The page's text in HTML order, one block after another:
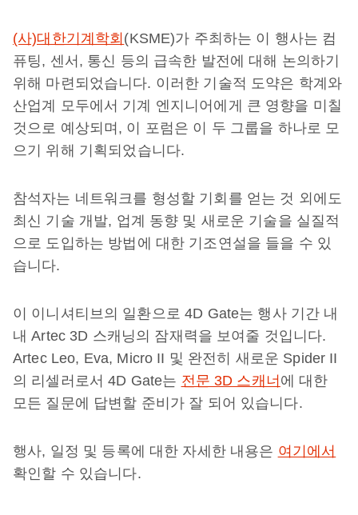
(사)대한기계학회 (KSME)가 주최하는 이 행사는 컴
퓨팅, 센서, 통신 등의 급속한 발전에 대해 논의하기
위해 마련되었습니다. 이러한 기술적 도약은 학계와
산업계 모두에서 기계 엔지니어에게 큰 영향을 미칠
것으로 예상되며, 이 포럼은 이 두 그룹을 하나로 모
으기 위해 기획되었습니다.
참석자는 네트워크를 형성할 기회를 얻는 것 외에도
최신 기술 개발, 업계 동향 및 새로운 기술을 실질적
으로 도입하는 방법에 대한 기조연설을 들을 수 있
습니다.
이 이니셔티브의 일환으로 4D Gate는 행사 기간 내
내 Artec 3D 스캐닝의 잠재력을 보여줄 것입니다.
Artec Leo, Eva, Micro II 및 완전히 새로운 Spider II
의 리셀러로서 4D Gate는 전문 3D 스캐너 에 대한
모든 질문에 답변할 준비가 잘 되어 있습니다.
행사, 일정 및 등록에 대한 자세한 내용은 여기에서
확인할 수 있습니다.